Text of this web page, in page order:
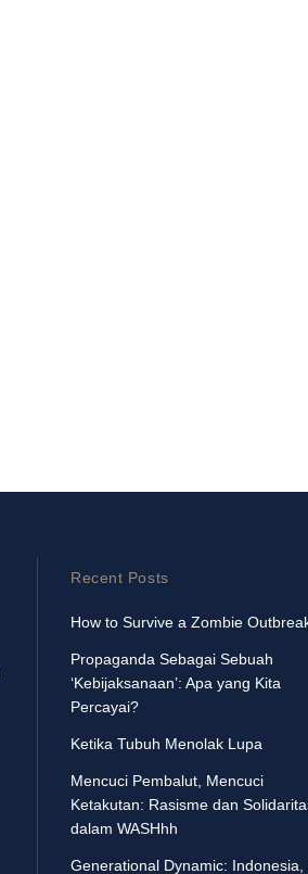
Recent Posts
How to Survive a Zombie
Propaganda Sebagai Sebuah
‘Kebijaksanaan’: Apa yang Kita
Percayai?
Ketika Tubuh Menolak Lupa
Mencuci Pembalut, Mencuci
Ketakutan: Rasisme dan
dalam WASHhh
Generational Dynamic: Indonesia,